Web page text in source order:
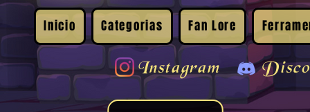
Inicio Categorias Fan Lore
Instagram